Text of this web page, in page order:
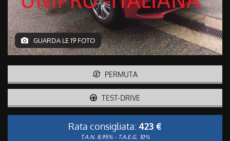
GUARDA LE 19 FOTO
PERMUTA
TEST-DRIVE
Rata consigliata: 423 €
T.A.N. 8,95% - T.A.E.G. 10%